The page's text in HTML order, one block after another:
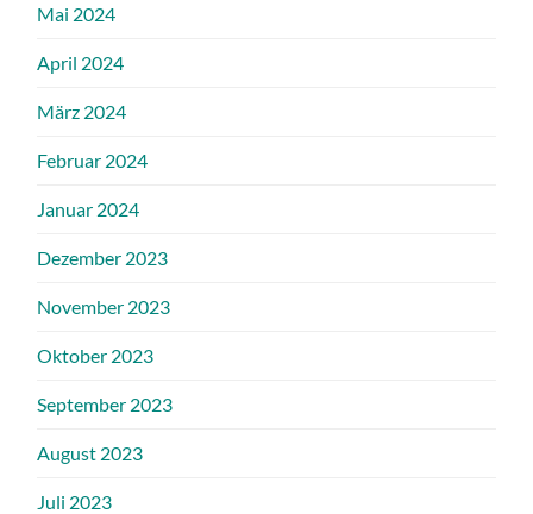
Mai 2024
April 2024
März 2024
Februar 2024
Januar 2024
Dezember 2023
November 2023
Oktober 2023
September 2023
August 2023
Juli 2023